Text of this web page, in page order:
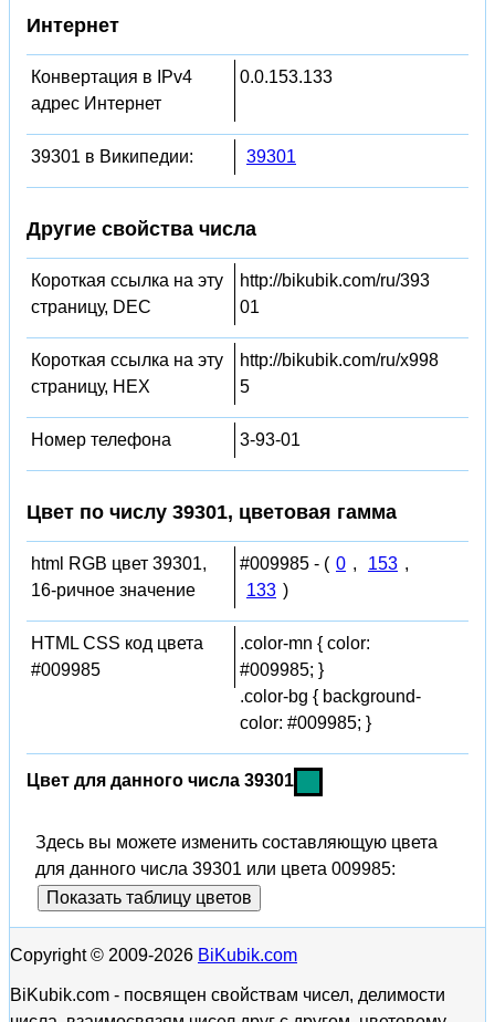
Интернет
Конвертация в IPv4
адрес Интернет
0.0.153.133
39301 в Википедии: 39301
Другие свойства числа
Короткая ссылка на эту
страницу, DEC
http://bikubik.com/ru/393
01
Короткая ссылка на эту
страницу, HEX
http://bikubik.com/ru/x998
5
Номер телефона 3-93-01
Цвет по числу 39301, цветовая гамма
html RGB цвет 39301,
16-ричное значение
#009985 - ( 0 , 153 ,
133 )
HTML CSS код цвета
#009985
.color-mn { color:
#009985; }
.color-bg { background-
color: #009985; }
Цвет для данного числа 39301
Здесь вы можете изменить составляющую цвета
для данного числа 39301 или цвета 009985:
Показать таблицу цветов
Copyright © 2009-2026 BiKubik.com
BiKubik.com - посвящен свойствам чисел, делимости